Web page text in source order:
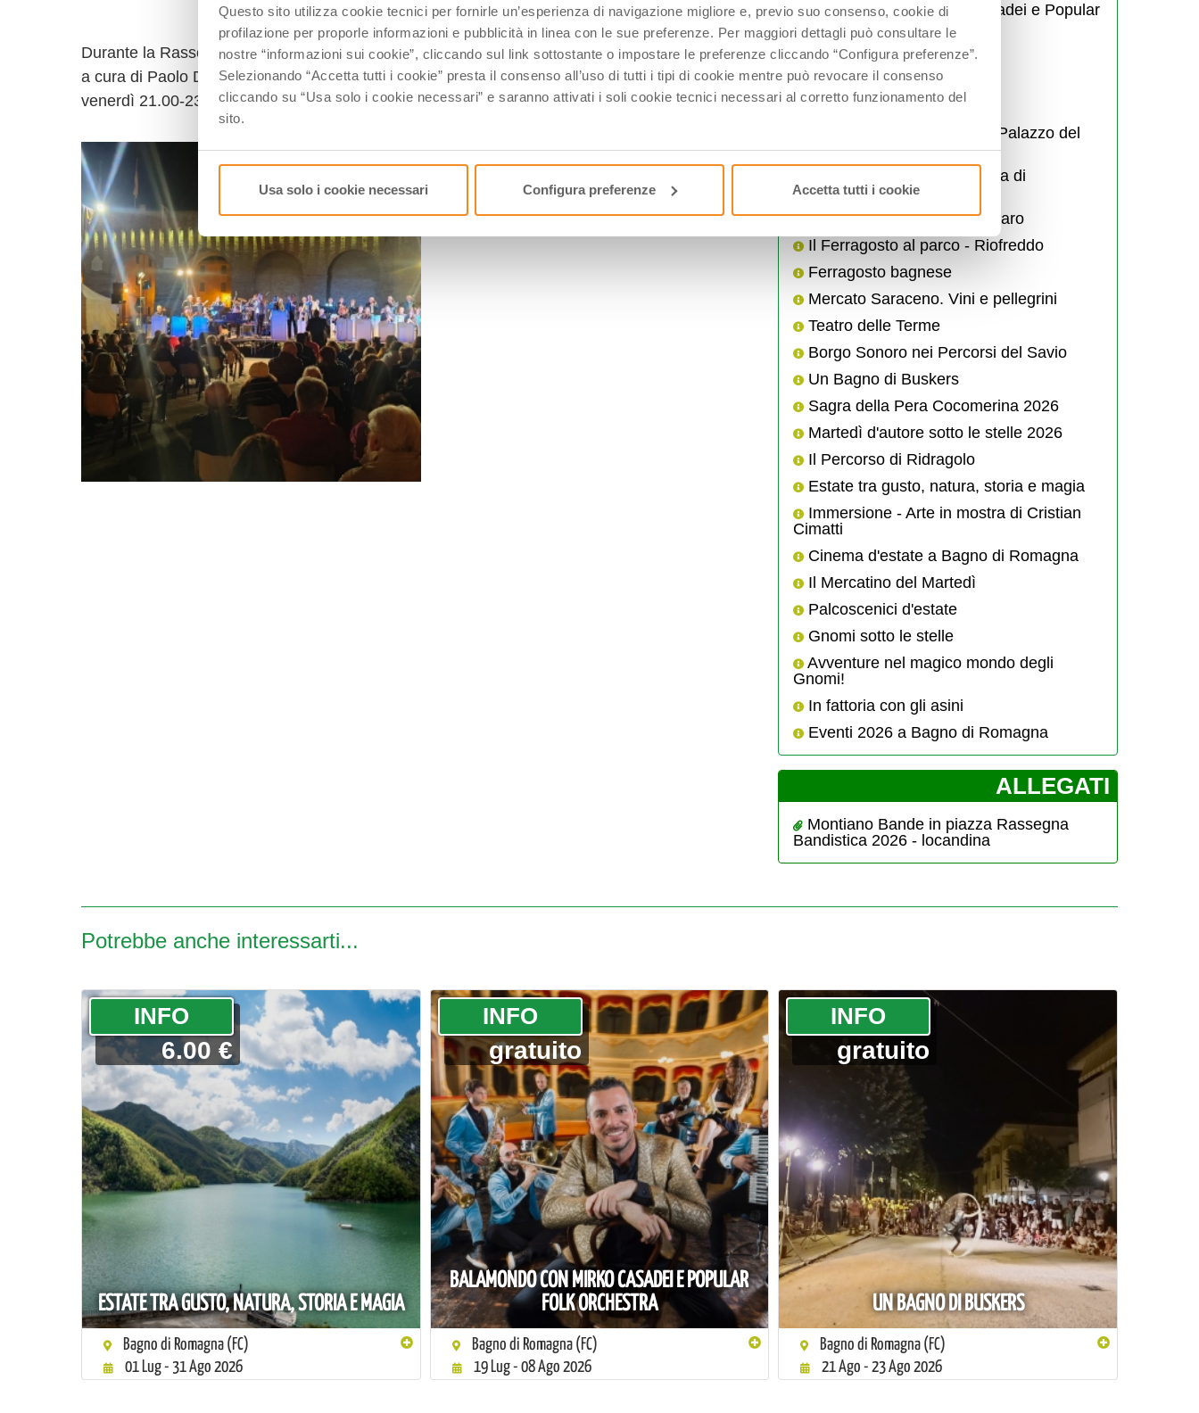
Questo sito utilizza cookie tecnici per fornirle un’esperienza di navigazione migliore e, previo suo consenso, cookie di
profilazione per proporle informazioni e pubblicità in linea con le sue preferenze. Per maggiori dettagli può consultare le
nostre “informazioni sui cookie”, cliccando sul link sottostante o impostare le preferenze cliccando “Configura preferenze”.
Selezionando “Accetta tutti i cookie” presta il consenso all’uso di tutti i tipi di cookie mentre può revocare il consenso
cliccando su “Usa solo i cookie necessari” e saranno attivati i soli cookie tecnici necessari al corretto funzionamento del
sito.
Usa solo i cookie necessari Configura preferenze Accetta tutti i cookie
Durante la Rassegna a Montiano sarà visitabile la mostra di Alice Tamburini BITUMI (be-to-me),
a cura di Paolo Degli Angeli, al Centro culturale San Francesco, negli orari:
venerdì 21.00-23; sabato 17.00-18.00 | 20.00-22.30; domenica 10.0-12.00 | 20.00-22.30
Balamondo con Mirko Casadei e Popular
Folk Orchestra
Street Dayz
Palio dei Somari - Alfero
Sagra del Tortello
Borgo dei desideri - arena Palazzo del
Capitano
Passeggiata G' Astronomica di
Acquapartita
Stincobirrata a Montecoronaro
Il Ferragosto al parco - Riofreddo
Ferragosto bagnese
Mercato Saraceno. Vini e pellegrini
Teatro delle Terme
Borgo Sonoro nei Percorsi del Savio
Un Bagno di Buskers
Sagra della Pera Cocomerina 2026
Martedì d'autore sotto le stelle 2026
Il Percorso di Ridragolo
Estate tra gusto, natura, storia e magia
Immersione - Arte in mostra di Cristian
Cimatti
Cinema d'estate a Bagno di Romagna
Il Mercatino del Martedì
Palcoscenici d'estate
Gnomi sotto le stelle
Avventure nel magico mondo degli
Gnomi!
In fattoria con gli asini
Eventi 2026 a Bagno di Romagna
­ALLEGATI
Montiano Bande in piazza Rassegna
Bandistica 2026 - locandina
Potrebbe anche interessarti...
ESTATE TRA GUSTO, NATURA, STORIA E MAGIA
­INFO
6.00 €
Bagno di Romagna (FC)
01 Lug - 31 Ago 2026
BALAMONDO CON MIRKO CASADEI E POPULAR
FOLK ORCHESTRA
­INFO
gratuito
Bagno di Romagna (FC)
19 Lug - 08 Ago 2026
UN BAGNO DI BUSKERS
­INFO
gratuito
Bagno di Romagna (FC)
21 Ago - 23 Ago 2026